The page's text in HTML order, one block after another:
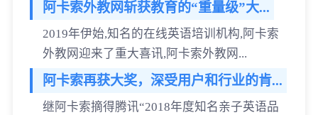
阿卡索外教网斩获教育的“重量级”大...
2019年伊始,知名的在线英语培训机构,阿卡索
外教网迎来了重大喜讯,阿卡索外教网...
阿卡索再获大奖，深受用户和行业的肯...
继阿卡索摘得腾讯“2018年度知名亲子英语品